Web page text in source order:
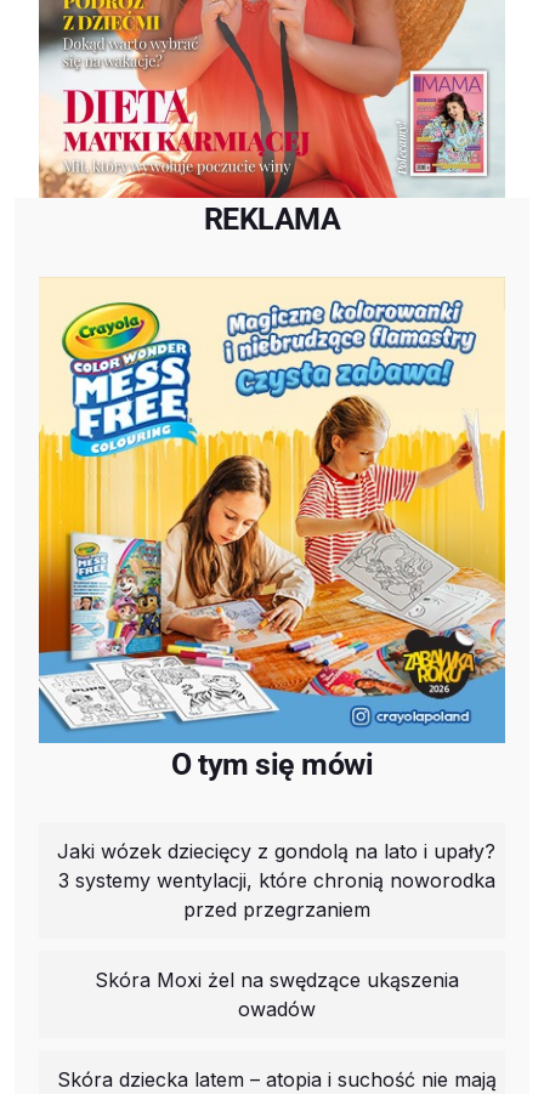
REKLAMA
O tym się mówi
Jaki wózek dziecięcy z gondolą na lato i upały?
3 systemy wentylacji, które chronią noworodka
przed przegrzaniem
Skóra Moxi żel na swędzące ukąszenia
owadów
Skóra dziecka latem – atopia i suchość nie mają